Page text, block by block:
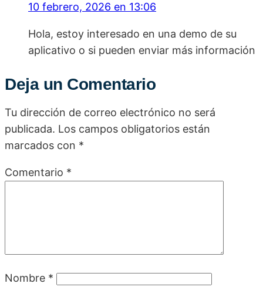
10 febrero, 2026 en 13:06
Hola, estoy interesado en una demo de su
aplicativo o si pueden enviar más información
Deja un Comentario
Tu dirección de correo electrónico no será
publicada. Los campos obligatorios están
marcados con *
Comentario *
Nombre *